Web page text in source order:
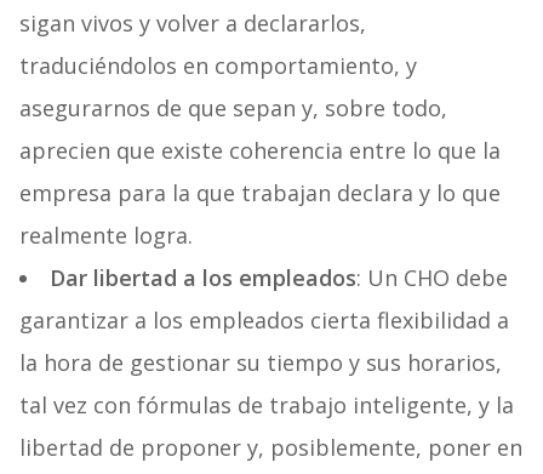
sigan vivos y volver a declararlos,
traduciéndolos en comportamiento, y
asegurarnos de que sepan y, sobre todo,
aprecien que existe coherencia entre lo que la
empresa para la que trabajan declara y lo que
realmente logra.
Dar libertad a los empleados: Un CHO debe
garantizar a los empleados cierta flexibilidad a
la hora de gestionar su tiempo y sus horarios,
tal vez con fórmulas de trabajo inteligente, y la
libertad de proponer y, posiblemente, poner en